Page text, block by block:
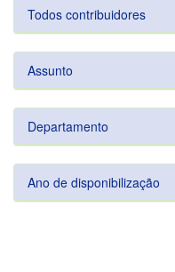
Todos contribuidores
Assunto
Departamento
Ano de disponibilização